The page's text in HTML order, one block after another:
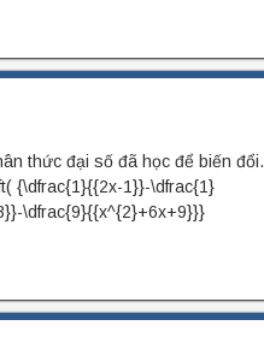
thức đại số đã học để biến đổi.
{\dfrac{1}{{2x-1}}-\dfrac{1}
\dfrac{9}{{x^{2}+6x+9}}}